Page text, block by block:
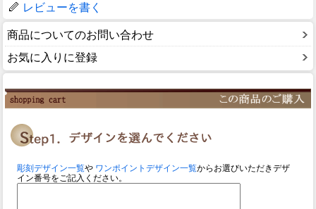
レビューを書く
商品についてのお問い合わせ
お気に入りに登録
彫刻デザイン一覧や ワンポイントデザイン一覧からお選びいただきデザ
イン番号をご記入ください。